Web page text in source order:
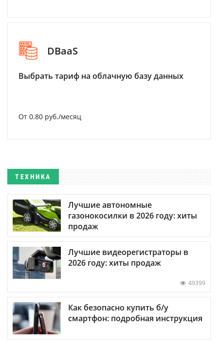
DBaaS
Выбрать тариф на облачную базу данных
От 0.80 руб./месяц
ТЕХНИКА
Лучшие автономные
газонокосилки в 2026 году: хиты
продаж
Лучшие видеорегистраторы в
2026 году: хиты продаж
49399
Как безопасно купить б/у
смартфон: подробная инструкция